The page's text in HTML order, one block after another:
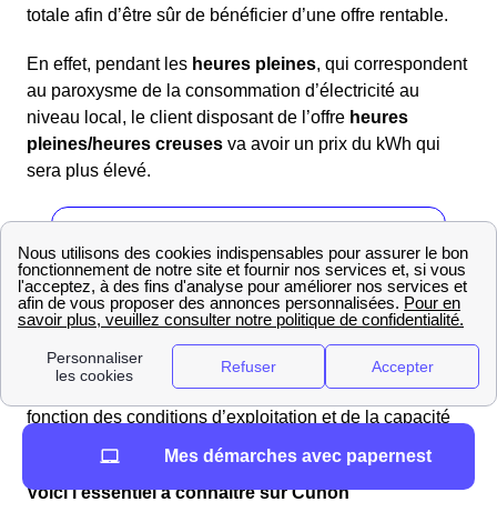
totale afin d’être sûr de bénéficier d’une offre rentable.
En effet, pendant les heures pleines, qui correspondent
au paroxysme de la consommation d’électricité au
niveau local, le client disposant de l’offre heures
pleines/heures creuses va avoir un prix du kWh qui
sera plus élevé.
{data non-disponible}
Vous ne pouvez pas choisir votre plage horaire
L’horaire est défini par Enedis en
fonction des conditions d’exploitation et de la capacité
locale du réseau public de distribution
Voici l'essentiel à connaître sur Cuhon
Mes démarches avec papernest